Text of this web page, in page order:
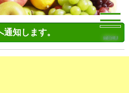
MENU
知します。